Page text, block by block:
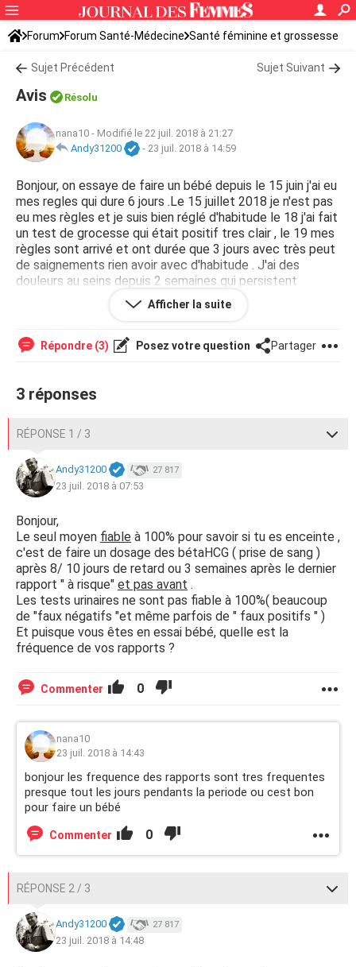
Forum Forum Santé-Médecine Santé féminine et grossesse
Tomber enceinte
Sujet Précédent Sujet Suivant
Avis Résolu
nana10 - Modifié le 22 juil. 2018 à 21:27
Andy31200
- 23 juil. 2018 à 14:59
Bonjour, on essaye de faire un bébé depuis le 15 juin j'ai eu
mes regles qui dure 6 jours .Le 15 juillet 2018 je n'est pas
eu mes règles et je suis bien réglé d'habitude le 18 j'ai fait
un test de grocesse qui était positif tres clair , le 19 mes
règles sont arrivé et ont durée que 3 jours avec très peut
de saignements rien avoir avec d'habitude . J'ai des
douleurs au seins depuis 2 semaines qui persistent
bientôt je fais des analyses j'aimerais avoir des avis s'il
vous plaît pourrais t-il que je suis enceinte?
Afficher la suite
Répondre (3) Posez votre question Partager
3 réponses
RÉPONSE 1 / 3
Andy31200 27 817
23 juil. 2018 à 07:53
Bonjour,
Le seul moyen fiable à 100% pour savoir si tu es enceinte ,
c'est de faire un dosage des bétaHCG ( prise de sang )
après 8/ 10 jours de retard ou 3 semaines après le dernier
rapport " à risque" et pas avant .
Les tests urinaires ne sont pas fiable à 100%( beaucoup
de "faux négatifs "et même parfois de " faux positifs " )
Et puisque vous êtes en essai bébé, quelle est la
fréquence de vos rapports ?
Commenter 0
nana10
23 juil. 2018 à 14:43
bonjour les frequence des rapports sont tres frequentes
presque tout les jours pendants la periode ou cest bon
pour faire un bébé
Commenter 0
RÉPONSE 2 / 3
Andy31200 27 817
23 juil. 2018 à 14:48